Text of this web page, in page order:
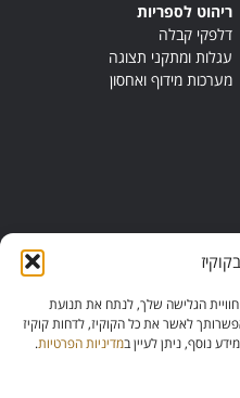
הגלישה שלך, לנתח את תנועת
לאשר את כל הקוקיז, לדחות קוקיז
נוסף, ניתן לעיין במדיניות הפרטיות.
ריהוט לספריות
דלפקי קבלה
עגלות ומתקני תצוגה
מערכות מידוף ואחסון